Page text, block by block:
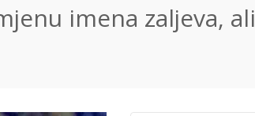
imena zaljeva, ali